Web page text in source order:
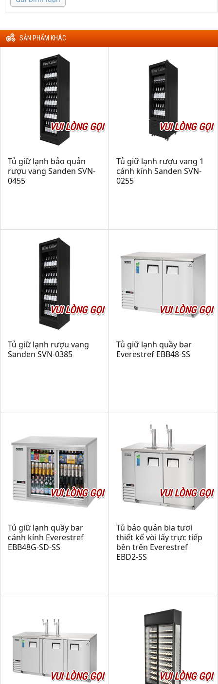
SẢN PHẨM KHÁC
VUI LÒNG GỌI
Tủ giữ lạnh bảo quản
rượu vang Sanden SVN-
0455
VUI LÒNG GỌI
Tủ giữ lạnh rượu vang 1
cánh kính Sanden SVN-
0255
VUI LÒNG GỌI
Tủ giữ lạnh rượu vang
Sanden SVN-0385
VUI LÒNG GỌI
Tủ giữ lạnh quầy bar
Everestref EBB48-SS
VUI LÒNG GỌI
Tủ giữ lạnh quầy bar
cánh kính Everestref
EBB48G-SD-SS
VUI LÒNG GỌI
Tủ bảo quản bia tươi
thiết kế vòi lấy trực tiếp
bên trên Everestref
EBD2-SS
VUI LÒNG GỌI VUI LÒNG GỌI